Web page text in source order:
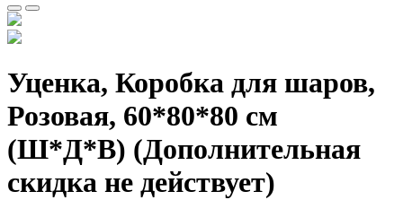
Уценка, Коробка для шаров,
Розовая, 60*80*80 см
(Ш*Д*В) (Дополнительная
скидка не действует)